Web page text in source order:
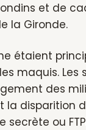
et de
la Gironde.
étaient
maquis.
des
la disparition
ou